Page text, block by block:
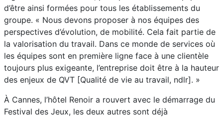
d’être ainsi formées pour tous les établissements du
groupe. « Nous devons proposer à nos équipes des
perspectives d’évolution, de mobilité. Cela fait partie de
la valorisation du travail. Dans ce monde de services où
les équipes sont en première ligne face à une clientèle
toujours plus exigeante, l’entreprise doit être à la hauteur
des enjeux de QVT [Qualité de vie au travail, ndlr]. »
À Cannes, l’hôtel Renoir a rouvert avec le démarrage du
Festival des Jeux, les deux autres sont déjà